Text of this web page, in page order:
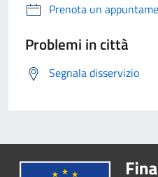
Prenota un
Problemi in città
Segnala disservizio